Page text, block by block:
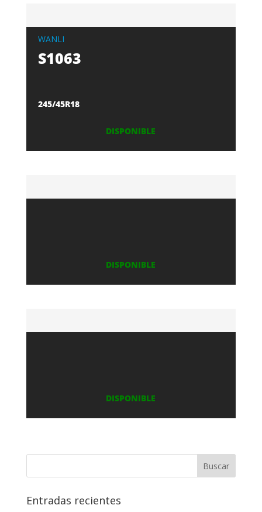
WANLI
S1063
245/45R18
DISPONIBLE
DISPONIBLE
DISPONIBLE
Entradas recientes